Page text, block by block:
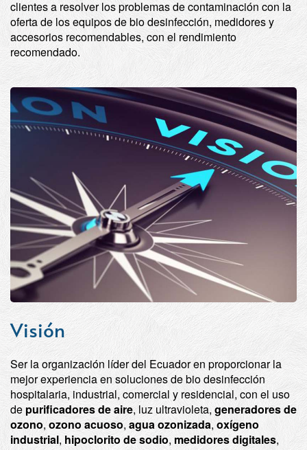
clientes a resolver los problemas de contaminación con la
oferta de los equipos de bio desinfección, medidores y
accesorios recomendables, con el rendimiento
recomendado.
Visión
Ser la organización líder del Ecuador en proporcionar la
mejor experiencia en soluciones de bio desinfección
hospitalaria, industrial, comercial y residencial, con el uso
depurificadores de aire, luz ultravioleta,generadores de
ozono, ozono acuoso, agua ozonizada,oxígeno
industrial, hipoclorito de sodio, medidores digitales,